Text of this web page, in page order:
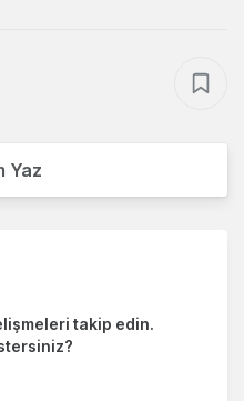
Yaz
takip edin.